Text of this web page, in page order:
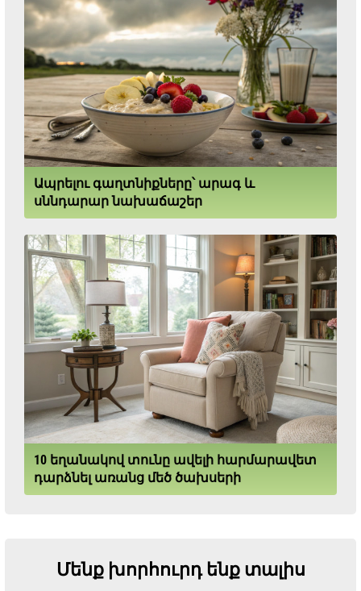
Ապրելու գաղտնիքները՝ արագ և
սննդարար նախաճաշեր
10 եղանակով տունը ավելի հարմարավետ
դարձնել առանց մեծ ծախսերի
Մենք խորհուրդ ենք տալիս